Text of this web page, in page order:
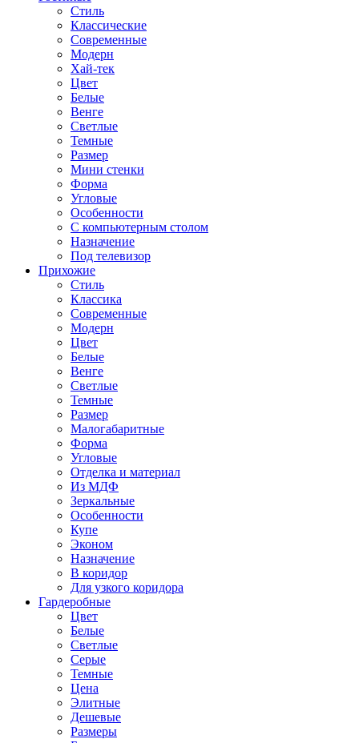
Стиль
Классические
Современные
Модерн
Хай-тек
Цвет
Белые
Венге
Светлые
Темные
Размер
Мини стенки
Форма
Угловые
Особенности
С компьютерным столом
Назначение
Под телевизор
Прихожие
Стиль
Классика
Современные
Модерн
Цвет
Белые
Венге
Светлые
Темные
Размер
Малогабаритные
Форма
Угловые
Отделка и материал
Из МДФ
Зеркальные
Особенности
Купе
Эконом
Назначение
В коридор
Для узкого коридора
Гардеробные
Цвет
Белые
Светлые
Серые
Темные
Цена
Элитные
Дешевые
Размеры